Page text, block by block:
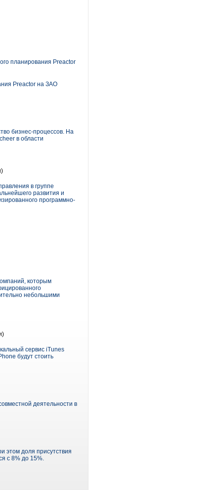
планирования Preactor
Preactor на ЗАО
бизнес-процессов. На
в области
в группе
развития и
программно-
которым
небольшими
сервис iTunes
будут стоить
деятельности в
этом доля присутствия
с 8% до 15%.